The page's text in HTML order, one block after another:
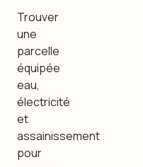
Trouver
une
parcelle
équipée
eau,
électricité
et
assainissement
pour